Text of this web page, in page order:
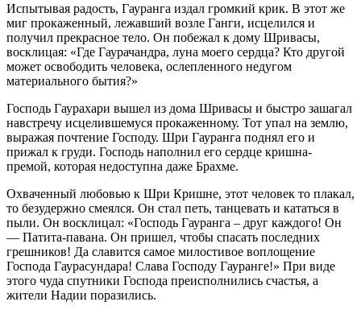
Испытывая радость, Гауранга издал громкий крик. В этот же
миг прокаженный, лежавший возле Ганги, исцелился и
получил прекрасное тело. Он побежал к дому Шривасы,
восклицая: «Где Гаурачандра, луна моего сердца? Кто другой
может освободить человека, ослепленного недугом
материального бытия?»
Господь Гаурахари вышел из дома Шривасы и быстро зашагал
навстречу исцелившемуся прокаженному. Тот упал на землю,
выражая почтение Господу. Шри Гауранга поднял его и
прижал к груди. Господь наполнил его сердце кришна-
премой, которая недоступна даже Брахме.
Охваченный любовью к Шри Кришне, этот человек то плакал,
то безудержно смеялся. Он стал петь, танцевать и кататься в
пыли. Он восклицал: «Господь Гауранга – друг каждого! Он
— Патита-павана. Он пришел, чтобы спасать последних
грешников! Да славится самое милостивое воплощение
Господа Гаурасундара! Слава Господу Гауранге!» При виде
этого чуда спутники Господа преисполнились счастья, а
жители Надии поразились.